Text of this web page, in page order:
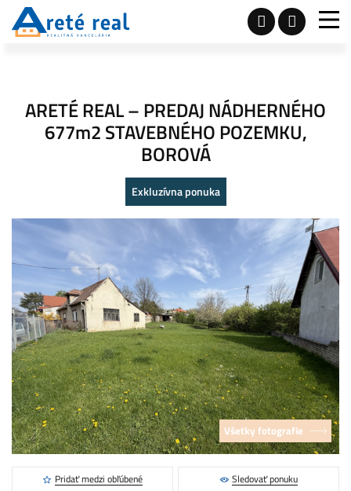
ARETÉ REAL – PREDAJ NÁDHERNÉHO
677m2 STAVEBNÉHO POZEMKU,
BOROVÁ
Exkluzívna ponuka
Všetky fotografie
Pridať medzi obľúbené Sledovať ponuku